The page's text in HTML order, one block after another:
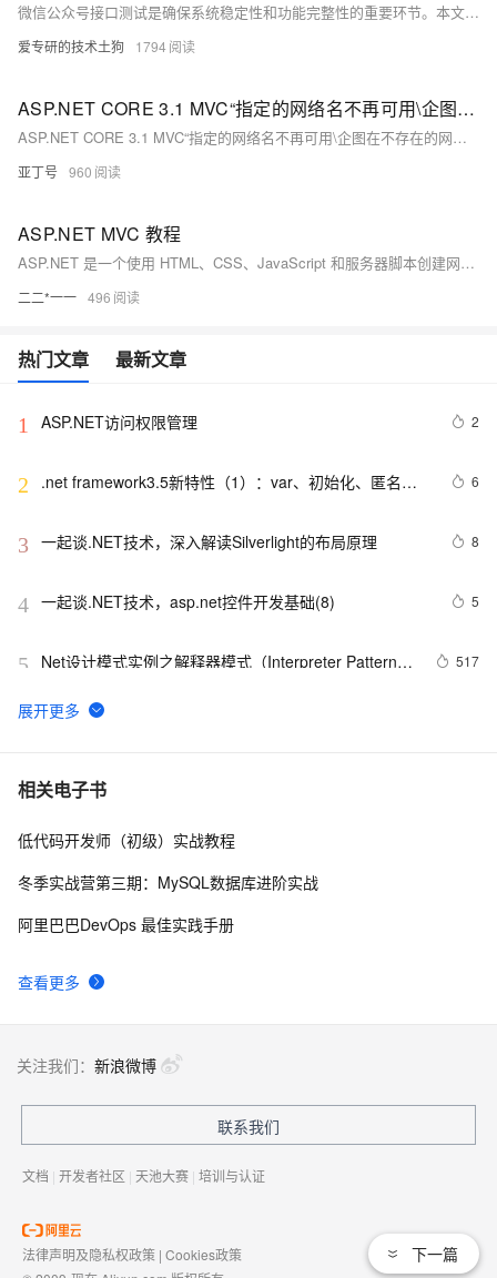
微信公众号接口测试是确保系统稳定性和功能完整性的重要环节。本文详细介绍了测试全流程，包括准备、工具选择（如Postman、JMeter）、用例设计与执行，以及常见问题的解决方法。通过全面测试，可以提前发现潜在问题，优化用户体验，确保公众号上线后稳定运行。内容涵盖基础接口、高级接口、微信支付和数据统计接口的测试，强调了功能验证、性能优化、安全保护及用户体验的重要性。未来，随着微信生态的发展，接口测试将面临更多挑战和机遇，如小程序融合、AI应用和国际化拓展。
爱专研的技术土狗 1794
ASP.NET CORE 3.1 MVC“指定的网络名不再可用\企图在不存在的网络连接上进行操作”的问题解决过程
ASP.NET CORE 3.1 MVC“指定的网络名不再可用\企图在不存在的网络连接上进行操作”的问题解决过程
亚丁号 960
ASP.NET MVC 教程
ASP.NET 是一个使用 HTML、CSS、JavaScript 和服务器脚本创建网页和网站的开发框架。
二二*一一 496
热门文章 最新文章
1 ASP.NET访问权限管理 2
2
.net framework3.5新特性（1）：var、初始化、匿名类
6
3 一起谈.NET技术，深入解读Silverlight的布局原理 8
4 一起谈.NET技术，asp.net控件开发基础(8) 5
5
Net设计模式实例之解释器模式（Interpreter Pattern）
517
6 将 DataTable 或 String 数据转化为json(.NET)
7 .NET数据库编程求索之路--11.一些思考
8 一起谈.NET技术，ASP.NET MVC验证框架中关于属性标
相关电子书
查看更多
低代码开发师（初级）实战教程
冬季实战营第三期：MySQL数据库进阶实战
阿里巴巴DevOps 最佳实践手册
下一篇
关注我们： 新浪微博
联系我们
文档 | 开发者社区 | 天池大赛 | 培训与认证
法律声明及隐私权政策 | Cookies政策